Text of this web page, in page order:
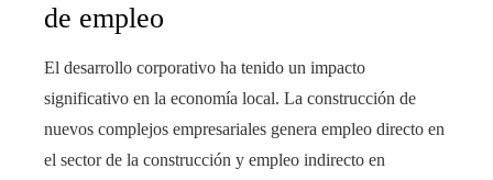
de empleo
El desarrollo corporativo ha tenido un impacto
significativo en la economía local. La construcción de
nuevos complejos empresariales genera empleo directo en
el sector de la construcción y empleo indirecto en